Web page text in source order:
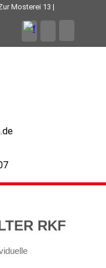
Mosterei 13 |
RKF